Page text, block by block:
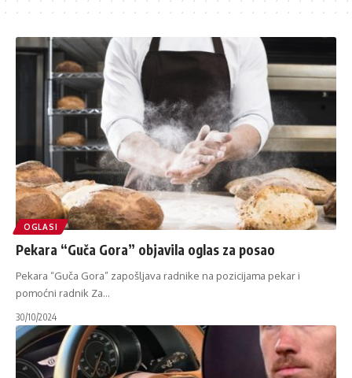
OGLASI
Pekara “Guča Gora” objavila oglas za posao
Pekara “Guča Gora” zapošljava radnike na pozicijama pekar i
pomoćni radnik Za…
30/10/2024